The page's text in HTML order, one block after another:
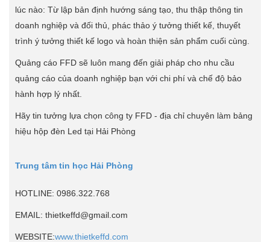
lúc nào: Từ lập bản định hướng sáng tạo, thu thập thông tin
doanh nghiệp và đối thủ, phác thảo ý tưởng thiết kế, thuyết
trình ý tưởng thiết kế logo và hoàn thiện sản phẩm cuối cùng.
Quảng cáo FFD sẽ luôn mang đến giải pháp cho nhu cầu
quảng cáo của doanh nghiệp bạn với chi phí và chế độ bảo
hành hợp lý nhất.
Hãy tin tưởng lựa chọn công ty FFD - địa chỉ chuyên làm bảng
hiệu hộp đèn Led tại Hải Phòng
Trung tâm tin học Hải Phòng
HOTLINE: 0986.322.768
EMAIL: thietkeffd@gmail.com
WEBSITE:www.thietkeffd.com